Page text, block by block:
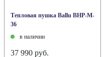
Тепловая пушка Ballu BHP-M-
36
в наличии
37 990 руб.